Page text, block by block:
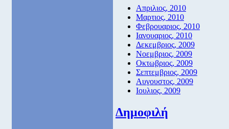
Απριλιος, 2010
Μαρτιος, 2010
Φεβρουαριος, 2010
Ιανουαριος, 2010
Δεκεμβριος, 2009
Νοεμβριος, 2009
Οκτωβριος, 2009
Σεπτεμβριος, 2009
Αυγουστος, 2009
Ιουλιος, 2009
Δημοφιλή